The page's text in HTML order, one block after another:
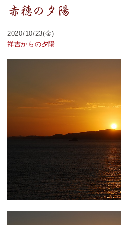
赤穂の夕陽
2020/10/23(金)
祥吉からの夕陽